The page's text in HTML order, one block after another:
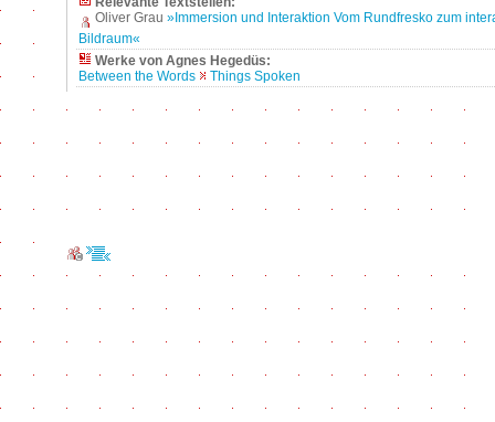
Oliver Grau »Immersion und Interaktion Vom Rundfresko zum
Bildraum«
Werke von Agnes Hegedüs:
Between the Words
Things Spoken